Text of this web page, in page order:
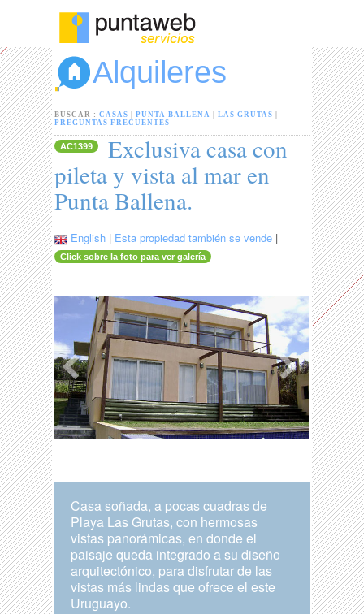
Alquileres
BUSCAR :CASAS |PUNTA BALLENA |LAS GRUTAS
PREGUNTAS FRECUENTES
AC1399
Exclusiva casa con
pileta y vista al mar en
Punta Ballena.
English | Esta propiedad también se vende |
Click sobre la foto para ver galería
Casa soñada, a pocas cuadras de
Playa Las Grutas, con hermosas
vistas panorámicas, en donde el
paisaje queda integrado a su diseño
arquitectónico, para disfrutar de las
vistas más lindas que ofrece el este
Uruguayo.